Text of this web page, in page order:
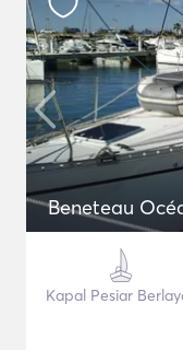
Beneteau
Kapal Pesiar